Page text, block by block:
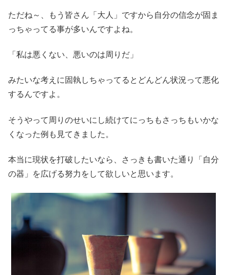
ただね～、もう皆さん「大人」ですから自分の信念が固ま
っちゃってる事が多いんですよね。
「私は悪くない、悪いのは周りだ」
みたいな考えに固執しちゃってるとどんどん状況って悪化
するんですよ。
そうやって周りのせいにし続けてにっちもさっちもいかな
くなった例も見てきました。
本当に現状を打破したいなら、さっきも書いた通り「自分
の器」を広げる努力をして欲しいと思います。